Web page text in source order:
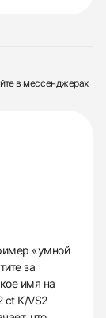
в мессенджерах
«умной
за
имя на
ct K/VS2